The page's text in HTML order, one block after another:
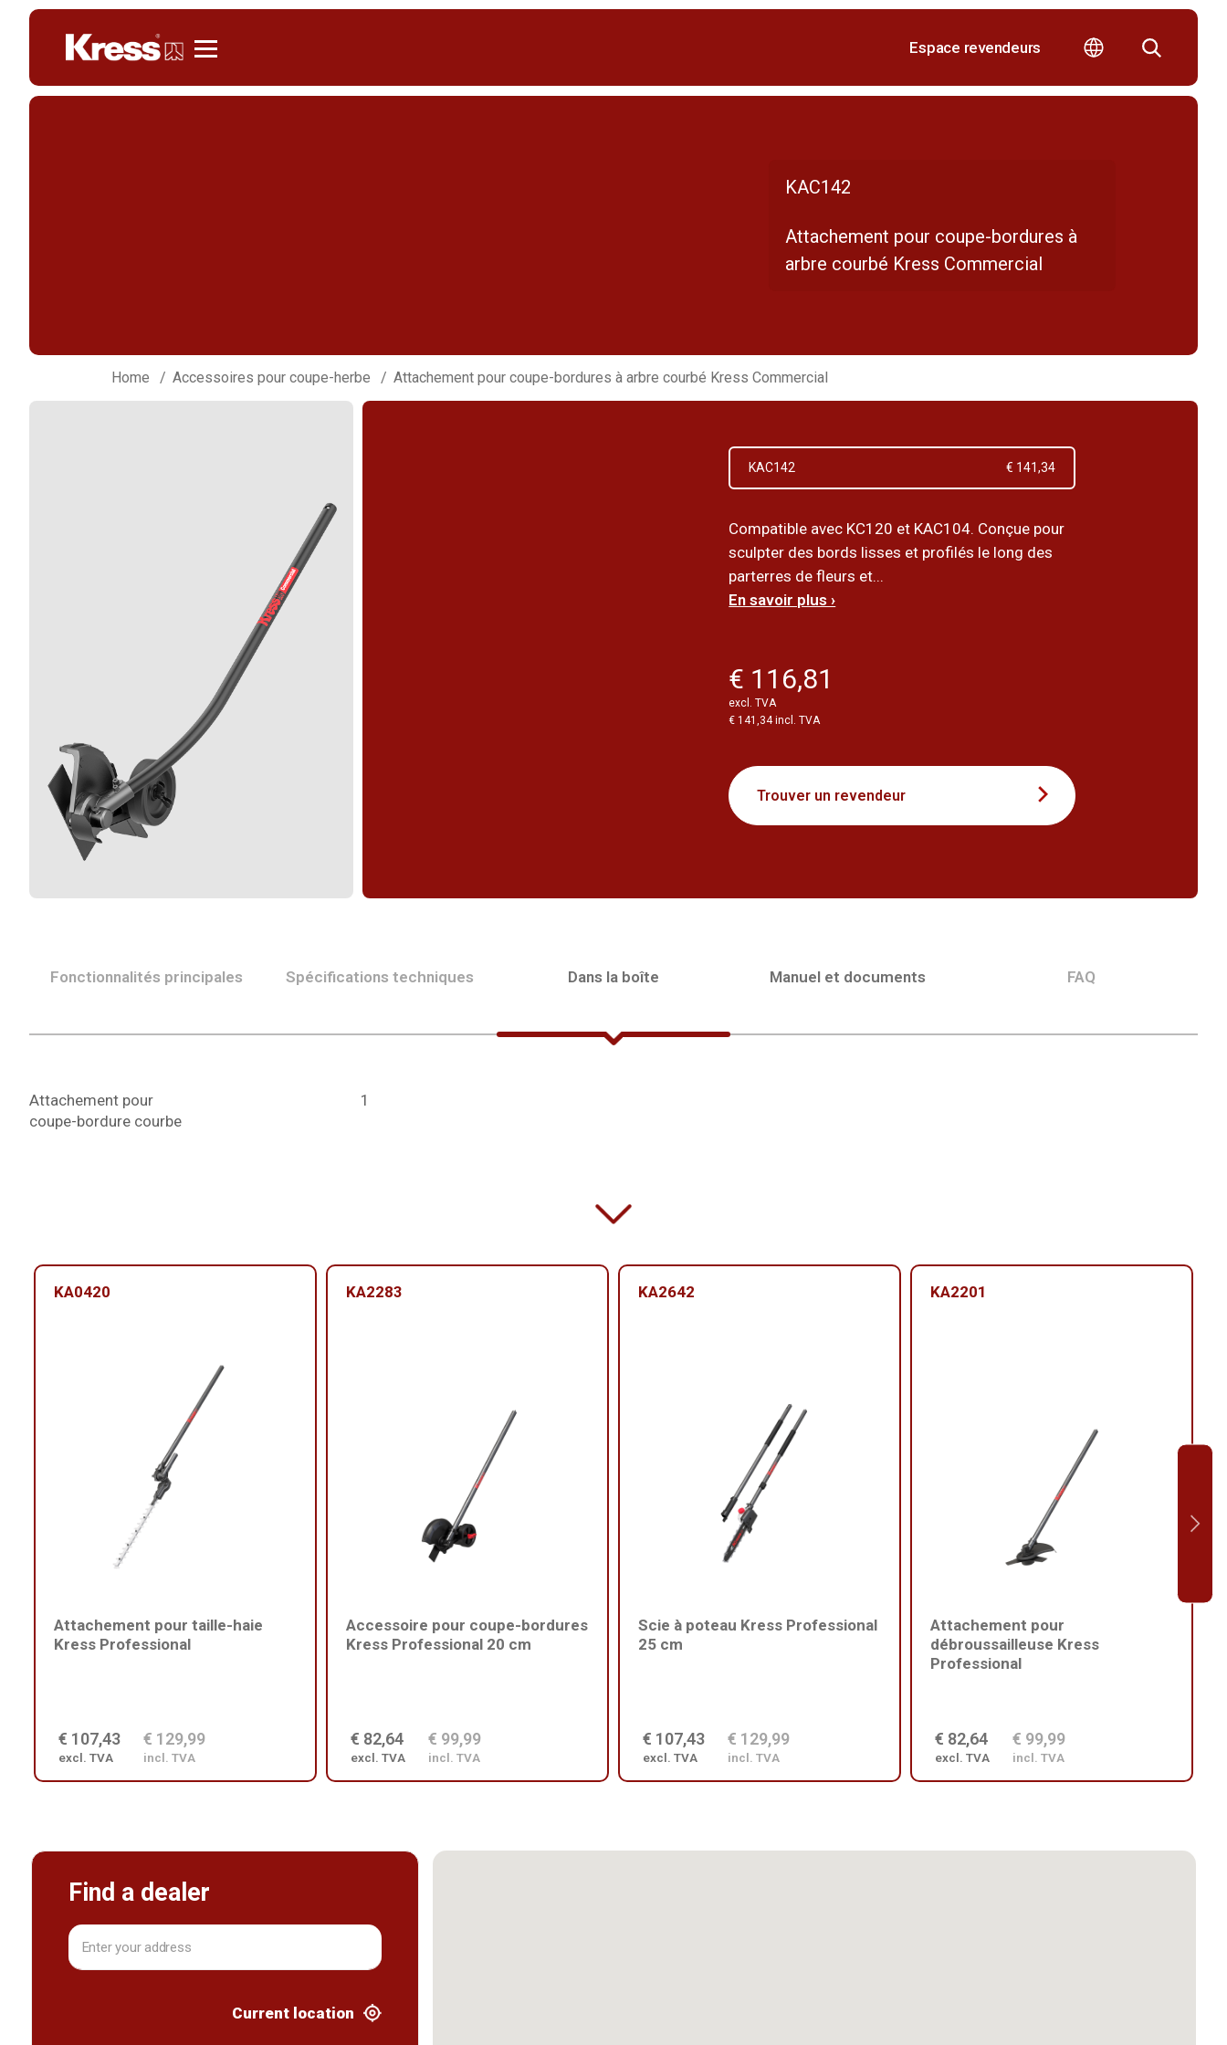
Espace revendeurs
KAC142
Attachement pour coupe-bordures à
arbre courbé Kress Commercial
Home Accessoires pour coupe-herbe Attachement pour coupe-bordures à arbre courbé Kress Commercial
KAC142 € 141,34
Compatible avec KC120 et KAC104. Conçue pour
sculpter des bords lisses et profilés le long des
parterres de fleurs et...
En savoir plus ›
€ 116,81
excl. TVA
€ 141,34 incl. TVA
Trouver un revendeur
Fonctionnalités principales Spécifications techniques Dans la boîte Manuel et documents FAQ
Attachement pour
coupe-bordure courbe
1
KA0420
Attachement pour taille-haie
Kress Professional
€ 107,43
excl. TVA
€ 129,99
incl. TVA
KA2283
Accessoire pour coupe-bordures
Kress Professional 20 cm
€ 82,64
excl. TVA
€ 99,99
incl. TVA
KA2642
Scie à poteau Kress Professional
25 cm
€ 107,43
excl. TVA
€ 129,99
incl. TVA
KA2201
Attachement pour
débroussailleuse Kress
Professional
€ 82,64
excl. TVA
€ 99,99
incl. TVA
Find a dealer
Current location